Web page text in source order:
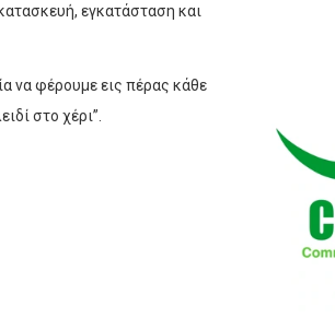
εγκατάσταση και
να φέρουμε εις πέρας κάθε
στο χέρι”.